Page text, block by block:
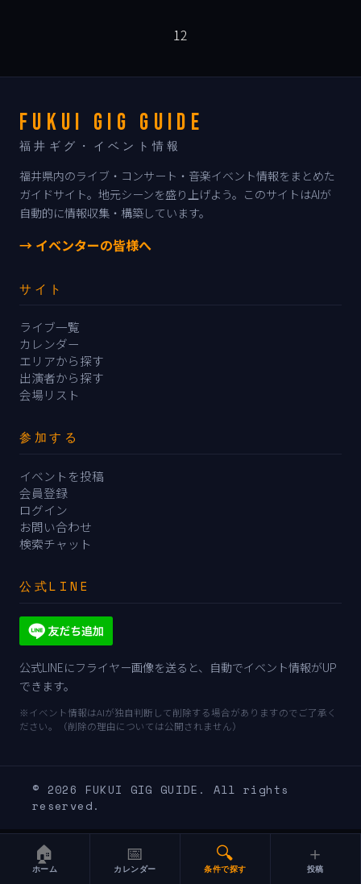
12
FUKUI GIG GUIDE
福井ギグ・イベント情報
福井県内のライブ・コンサート・音楽イベント情報をまとめた
ガイドサイト。地元シーンを盛り上げよう。このサイトはAIが
自動的に情報収集・構築しています。
→ イベンターの皆様へ
サイト
ライブ一覧
カレンダー
エリアから探す
出演者から探す
会場リスト
参加する
イベントを投稿
会員登録
ログイン
お問い合わせ
検索チャット
公式LINE
公式LINEにフライヤー画像を送ると、自動でイベント情報がUP
できます。
※イベント情報はAIが独自判断して削除する場合がありますのでご了承く
ださい。（削除の理由については公開されません）
© 2026 FUKUI GIG GUIDE. All rights
reserved.
🏠
ホーム
📅
カレンダー
🔍
条件で探す
＋
投稿